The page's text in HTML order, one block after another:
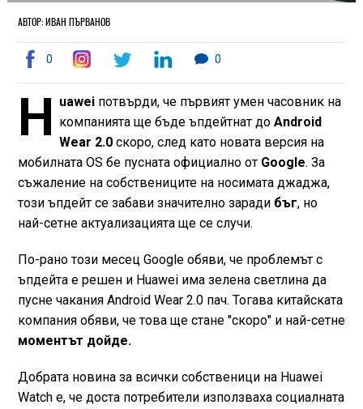
АВТОР: ИВАН ПЪРВАНОВ
0 0
H uawei потвърди, че първият умен часовник на
компанията ще бъде ъпдейтнат доAndroid
Wear 2.0 скоро, след като новата версия на
мобилната OS бе пусната официално от Google. За
съжаление на собствениците на носимата джаджа,
този ъпдейт се забави значително заради бъг, но
най-сетне актуализацията ще се случи.
По-рано този месец Google обяви, че проблемът с
ъпдейта е решен и Huawei има зелена светлина да
пусне чакания Android Wear 2.0 пач. Тогава китайската
компания обяви, че това ще стане "скоро" и най-сетне
моментът дойде.
Добрата новина за всички собственици на Huawei
Watch е, че доста потребители използваха социалната